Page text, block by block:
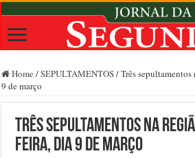
Home /SEPULTAMENTOS/Três
9 de março
Três sepultamentos na
feira, dia 9 de março